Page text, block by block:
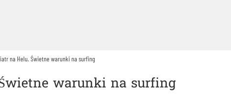
na Helu. Świetne warunki na surfing
warunki na surfing